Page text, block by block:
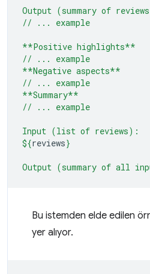
Output (summary of
// ... example
**Positive highlights**
// ... example
**Negative aspects**
// ... example
**Summary**
// ... example
Input (list of reviews):
${reviews}
Output (summary of all
Bu istemden elde edilen
yer alıyor.